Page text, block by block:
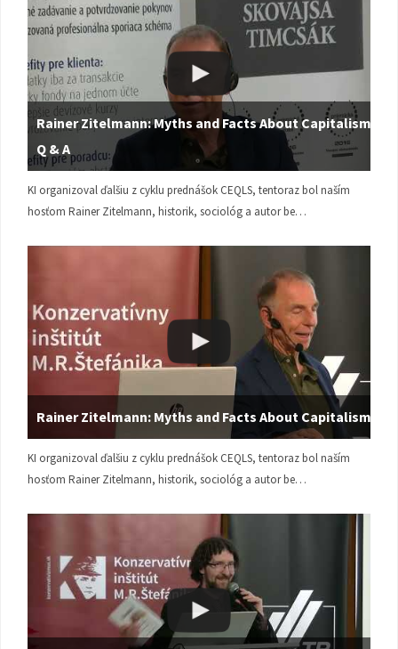
Rainer Zitelmann: Myths and Facts About Capitalism |
Q & A
KI organizoval ďalšiu z cyklu prednášok CEQLS, tentoraz bol naším
hosťom Rainer Zitelmann, historik, sociológ a autor be…
Rainer Zitelmann: Myths and Facts About Capitalism
KI organizoval ďalšiu z cyklu prednášok CEQLS, tentoraz bol naším
hosťom Rainer Zitelmann, historik, sociológ a autor be…